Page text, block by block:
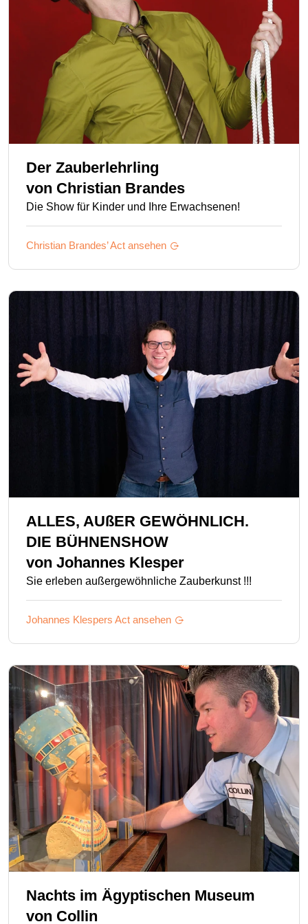
Der Zauberlehrling
von Christian Brandes
Die Show für Kinder und Ihre Erwachsenen!
Christian Brandes’Act ansehen
ALLES, AUßER GEWÖHNLICH.
DIE BÜHNENSHOW
von Johannes Klesper
Sie erleben außergewöhnliche Zauberkunst !!!
Johannes Klespers Act ansehen
Nachts im Ägyptischen Museum
von Collin